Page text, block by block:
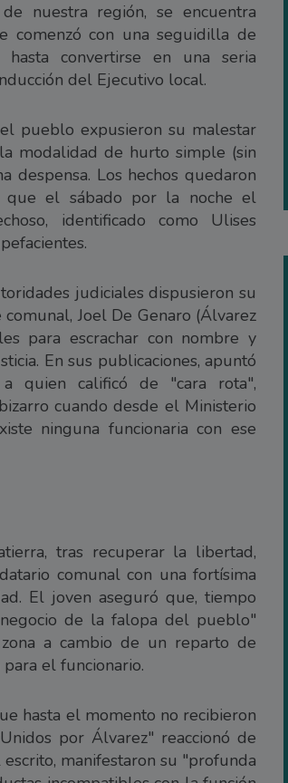
nuestra región, se encuentra
comenzó con una seguidilla de
convertirse en una seria
del Ejecutivo local.
pueblo expusieron su malestar
modalidad de hurto simple (sin
despensa. Los hechos quedaron
que el sábado por la noche el
identificado como Ulises
judiciales dispusieron su
Joel De Genaro (Álvarez
para escrachar con nombre y
En sus publicaciones, apuntó
a quien calificó de "cara rota",
cuando desde el Ministerio
ninguna funcionaria con ese
tras recuperar la libertad,
comunal con una fortísima
El joven aseguró que, tiempo
de la falopa del pueblo"
a cambio de un reparto de
el funcionario.
hasta el momento no recibieron
por Álvarez" reaccionó de
manifestaron su "profunda